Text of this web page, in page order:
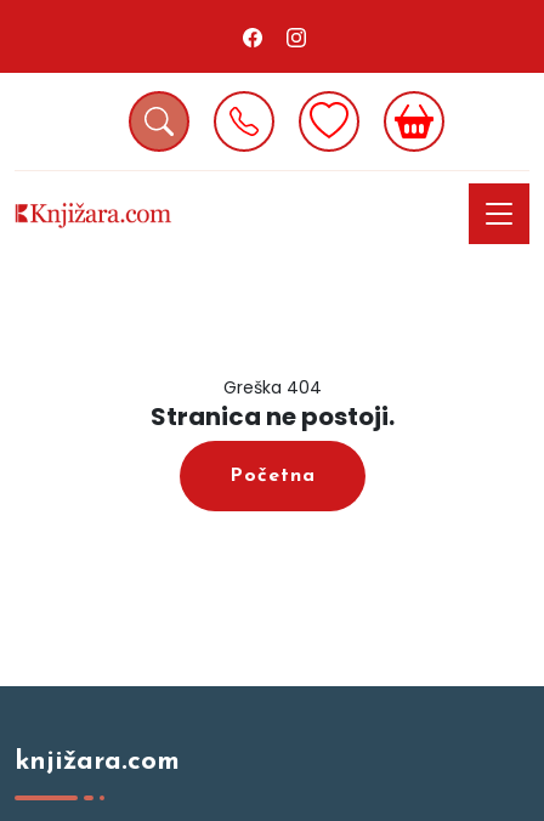
Greška 404
Stranica ne postoji.
Početna
knjižara.com